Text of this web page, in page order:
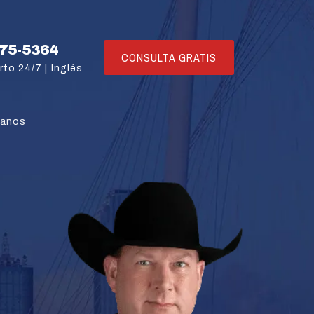
5364
24/7 | Inglés
CONSULTA GRATIS